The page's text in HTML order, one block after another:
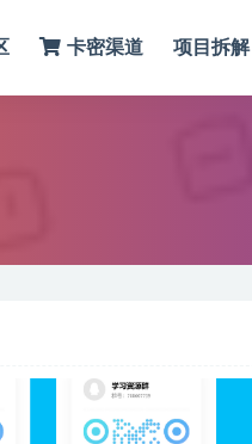
卡密渠道 项目拆解